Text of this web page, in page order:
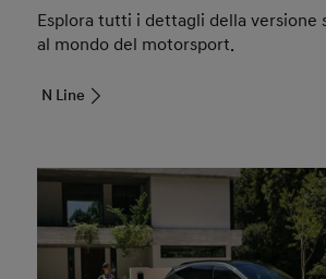
Esplora tutti i dettagli della versione
al mondo del motorsport.
N Line